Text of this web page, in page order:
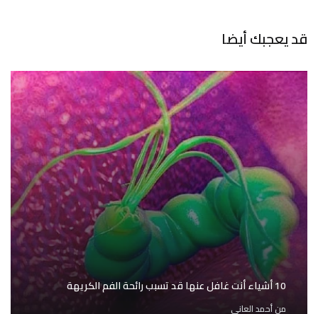
قد يعجبك أيضا
10 أشياء أنت غافل عنها قد تسبب رائحة الفم الكريهة
منأحمد العاني